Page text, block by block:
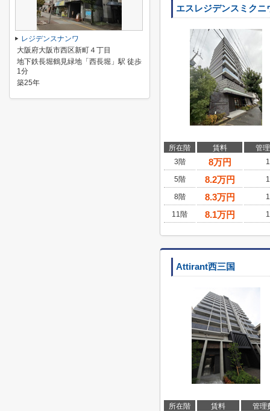
エスレジデンスミクニ
所在階 賃料
管
3階
8万円
5階 8.2万円
8階 8.3万円
11階 8.1万円
Attirant西三国
所在階 賃料
管理
レジデンスナンワ
大阪府大阪市西区新町４丁目
地下鉄長堀鶴見緑地「西長堀」駅 徒歩
1分
築25年